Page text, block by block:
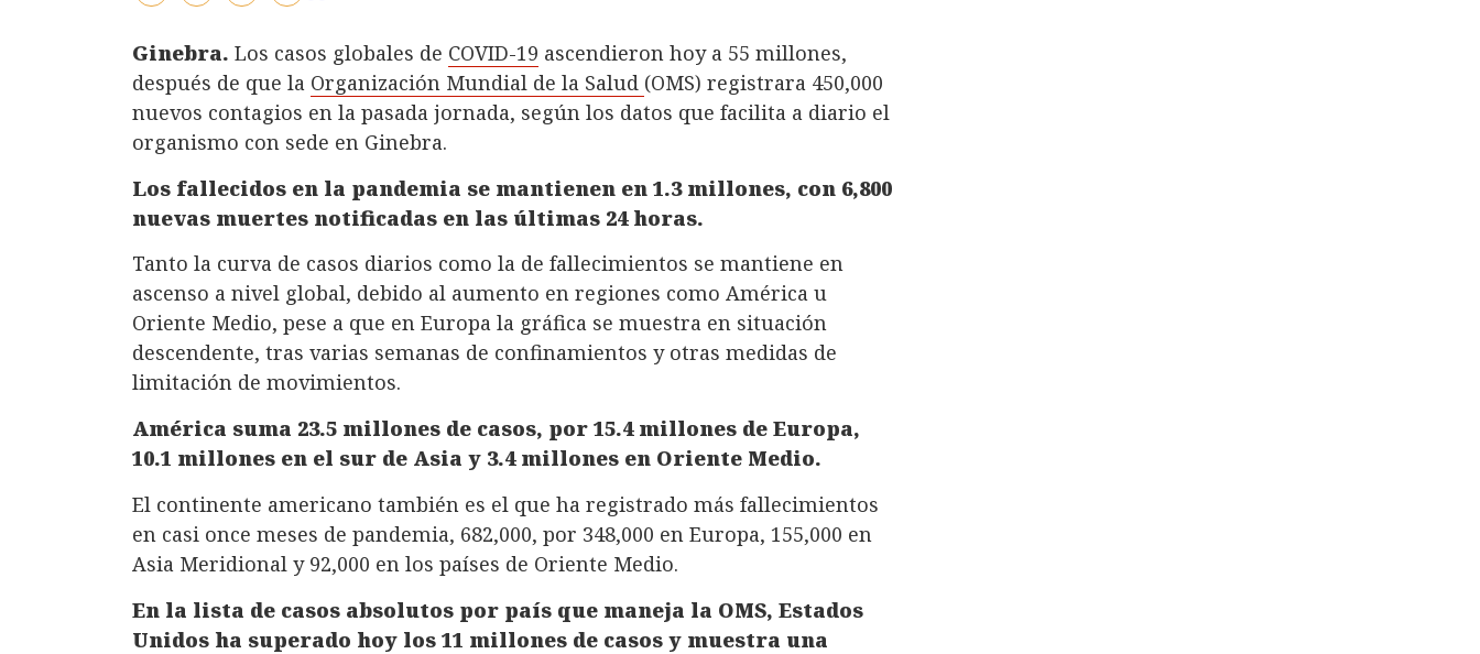
Ginebra. Los casos globales de COVID-19 ascendieron hoy a 55 millones,
después de que la Organización Mundial de la Salud (OMS) registrara 450,000
nuevos contagios en la pasada jornada, según los datos que facilita a diario el
organismo con sede en Ginebra.
Los fallecidos en la pandemia se mantienen en 1.3 millones, con 6,800
nuevas muertes notificadas en las últimas 24 horas.
Tanto la curva de casos diarios como la de fallecimientos se mantiene en
ascenso a nivel global, debido al aumento en regiones como América u
Oriente Medio, pese a que en Europa la gráfica se muestra en situación
descendente, tras varias semanas de confinamientos y otras medidas de
limitación de movimientos.
América suma 23.5 millones de casos, por 15.4 millones de Europa,
10.1 millones en el sur de Asia y 3.4 millones en Oriente Medio.
El continente americano también es el que ha registrado más fallecimientos
en casi once meses de pandemia, 682,000, por 348,000 en Europa, 155,000 en
Asia Meridional y 92,000 en los países de Oriente Medio.
En la lista de casos absolutos por país que maneja la OMS, Estados
Unidos ha superado hoy los 11 millones de casos y muestra una